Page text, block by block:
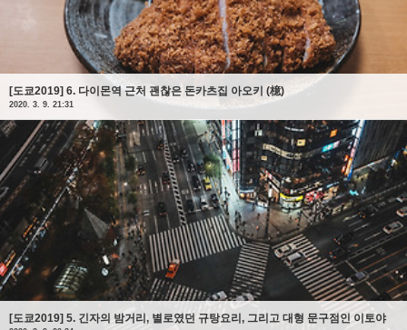
[도쿄2019] 6. 다이몬역 근처 괜찮은 돈카츠집 아오키 (檍)
2020. 3. 9. 21:31
[도쿄2019] 5. 긴자의 밤거리, 별로였던 규탕요리, 그리고 대형 문구점인 이토야